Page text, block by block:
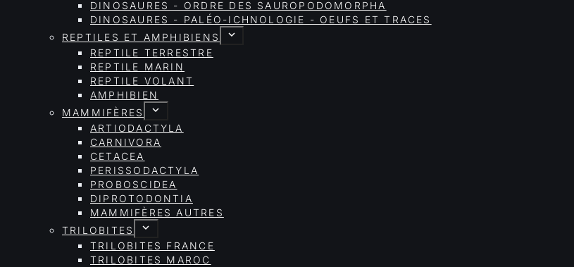
DINOSAURES - ORDRE DES SAUROPODOMORPHA
DINOSAURES - PALÉO-ICHNOLOGIE - OEUFS ET TRACES
REPTILES ET AMPHIBIENS
REPTILE TERRESTRE
REPTILE MARIN
REPTILE VOLANT
AMPHIBIEN
MAMMIFÈRES
ARTIODACTYLA
CARNIVORA
CETACEA
PERISSODACTYLA
PROBOSCIDEA
DIPROTODONTIA
MAMMIFÈRES AUTRES
TRILOBITES
TRILOBITES FRANCE
TRILOBITES MAROC